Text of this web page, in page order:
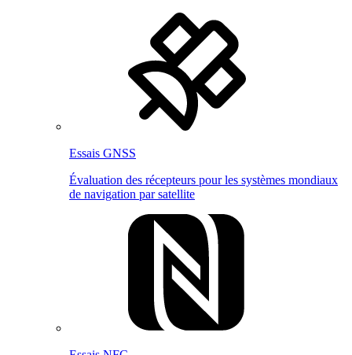
Essais GNSS
Évaluation des récepteurs pour les systèmes mondiaux
de navigation par satellite